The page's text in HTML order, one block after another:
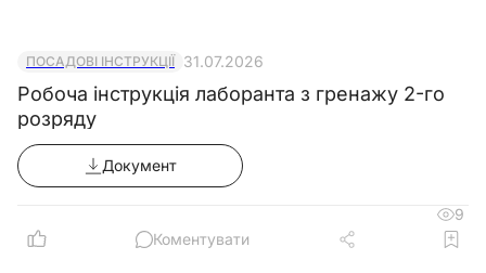
ПОСАДОВІ ІНСТРУКЦІЇ 31.07.2026
Робоча інструкція лаборанта з гренажу 2-го
розряду
Документ
9
Коментувати